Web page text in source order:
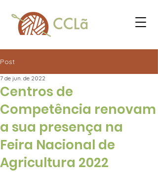
Post
Centros de
Competência renovam
a sua presença na
Feira Nacional de
Agricultura 2022
7 de jun. de 2022